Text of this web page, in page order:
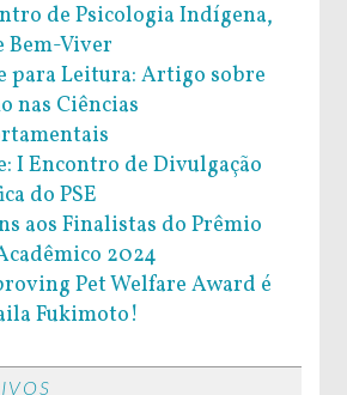
de Psicologia Indígena,
Bem-Viver
para Leitura: Artigo sobre
nas Ciências
I Encontro de Divulgação
do PSE
aos Finalistas do Prêmio
2024
Pet Welfare Award é
Fukimoto!